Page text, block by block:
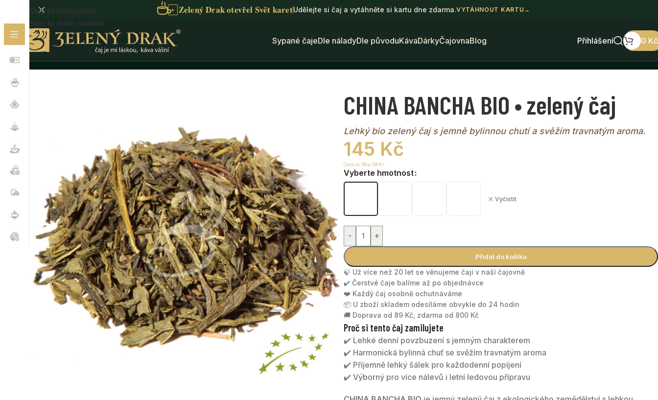
Skip to navigation
Skip to main content
✦ Zelený Drak otevřel Svět karetUdělejte si čaj a vytáhněte si kartu dne zdarma.VYTÁHNOUT KARTU →
Sypané čajeDle náladyDle původuKávaDárkyČajovnaBlog Přihlášení 0 Kč
Domů
Zelený čaj BIO CHINA BANCHA BIO • zelený čaj
CHINA BANCHA BIO • zelený čaj
Lehký bio zelený čaj s jemně bylinnou chutí a svěžím travnatým aroma.
145 Kč
Cena za 100 g: 290 Kč
Vyberte hmotnost
Vyčistit
- +
Přidat do košíku
🍃 Už více než 20 let se věnujeme čaji v naší čajovně
✔️ Čerstvé čaje balíme až po objednávce
❤️ Každý čaj osobně ochutnáváme
📦 U zboží skladem odesíláme obvykle do 24 hodin
🚚 Doprava od 89 Kč, zdarma od 800 Kč
Proč si tento čaj zamilujete
✔️ Lehké denní povzbuzení s jemným charakterem
✔️ Harmonická bylinná chuť se svěžím travnatým aroma
✔️ Příjemně lehký šálek pro každodenní popíjení
✔️ Výborný pro více nálevů i letní ledovou přípravu